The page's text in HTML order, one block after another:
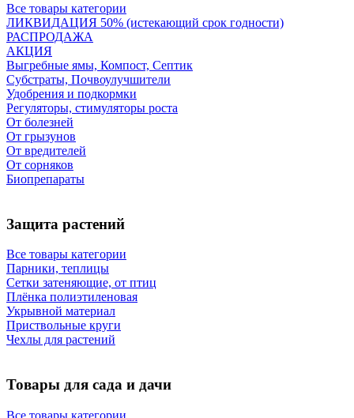
Все товары категории
ЛИКВИДАЦИЯ 50% (истекающий срок годности)
РАСПРОДАЖА
АКЦИЯ
Выгребные ямы, Компост, Септик
Субстраты, Почвоулучшители
Удобрения и подкормки
Регуляторы, стимуляторы роста
От болезней
От грызунов
От вредителей
От сорняков
Биопрепараты
Защита растений
Все товары категории
Парники, теплицы
Сетки затеняющие, от птиц
Плёнка полиэтиленовая
Укрывной материал
Приствольные круги
Чехлы для растений
Товары для сада и дачи
Все товары категории